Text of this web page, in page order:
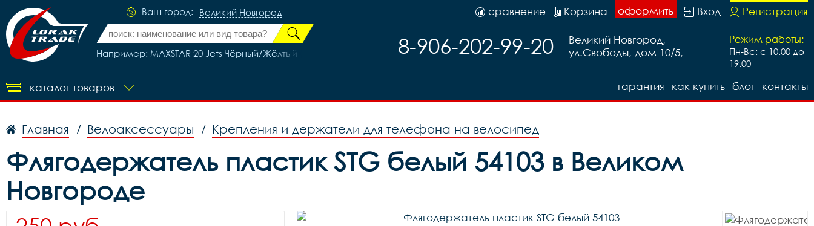
Ваш город: Великий Новгород
Например: MAXSTAR 20 Jets Чёрный/Жёлтый
Регистрация
Вход
оформить
Корзина
сравнение
Режим работы:
Пн-Вс: с 10.00 до
19.00
Великий Новгород,
ул.Свободы, дом 10/5,
8-906-202-99-20
каталог товаров контакты
блог
как купить
гарантия
Главная / Велоаксессуары / Крепления и держатели для телефона на велосипед
Флягодержатель пластик STG белый 54103 в Великом
Новгороде